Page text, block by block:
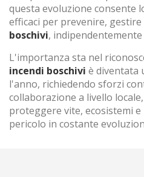
questa evoluzione consente
efficaci per prevenire,
boschivi,
L'importanza sta nel
incendi boschivi è diventata
l'anno, richiedendo sforzi
collaborazione a livello
proteggere vite, ecosistemi
pericolo in costante